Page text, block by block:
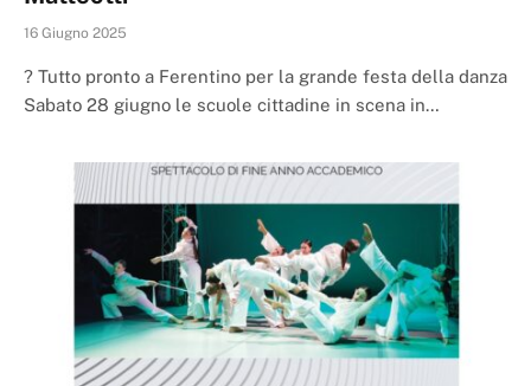
16 Giugno 2025
? Tutto pronto a Ferentino per la grande festa della danza
Sabato 28 giugno le scuole cittadine in scena in…